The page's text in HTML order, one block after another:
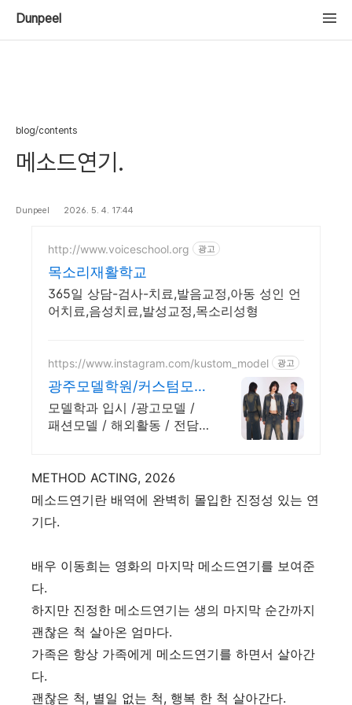
Dunpeel
blog/contents
메소드연기.
Dunpeel 2026. 5. 4. 17:44
http://www.voiceschool.org 광고
목소리재활학교
365일 상담-검사-치료,발음교정,아동 성인 언
어치료,음성치료,발성교정,목소리성형
https://www.instagram.com/kustom_model 광고
광주모델학원/커스텀모델
학원
모델학과 입시 /광고모델 /
패션모델 / 해외활동 / 전담
METHOD ACTING, 2026
메소드연기란 배역에 완벽히 몰입한 진정성 있는 연
기다.
배우 이동희는 영화의 마지막 메소드연기를 보여준
다.
하지만 진정한 메소드연기는 생의 마지막 순간까지
괜찮은 척 살아온 엄마다.
가족은 항상 가족에게 메소드연기를 하면서 살아간
다.
괜찮은 척, 별일 없는 척, 행복 한 척 살아간다.